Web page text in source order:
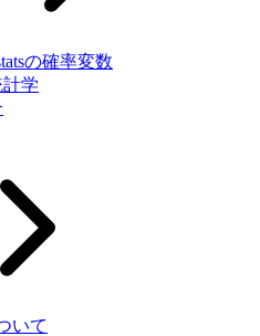
の確率変数
学
いて